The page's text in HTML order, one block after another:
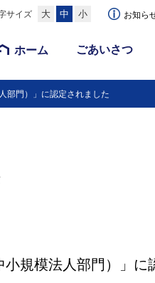
サイズ 大 中 小 お知ら
ホーム ごあいさつ
部門）」に認定されました
小規模法人部門）」に